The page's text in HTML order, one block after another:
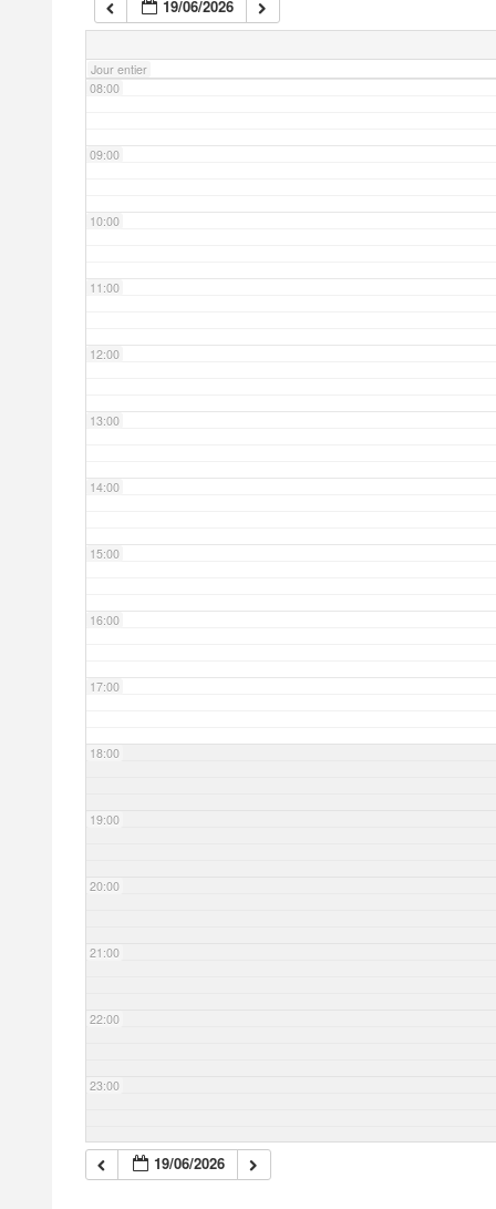
19/06/2026
Jour entier
07:00
08:00
09:00
10:00
11:00
12:00
13:00
14:00
15:00
16:00
17:00
18:00
19:00
20:00
21:00
22:00
23:00
19/06/2026